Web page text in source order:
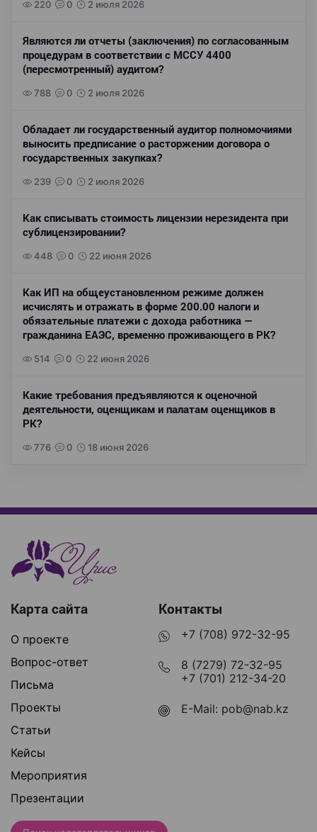
220 0 2 июля 2026
Являются ли отчеты (заключения) по согласованным
процедурам в соответствии с МССУ 4400
(пересмотренный) аудитом?
788 0 2 июля 2026
Обладает ли государственный аудитор полномочиями
выносить предписание о расторжении договора о
государственных закупках?
239 0 2 июля 2026
Как списывать стоимость лицензии нерезидента при
сублицензировании?
448 0 22 июня 2026
Как ИП на общеустановленном режиме должен
исчислять и отражать в форме 200.00 налоги и
обязательные платежи с дохода работника —
гражданина ЕАЭС, временно проживающего в РК?
514 0 22 июня 2026
Какие требования предъявляются к оценочной
деятельности, оценщикам и палатам оценщиков в
РК?
776 0 18 июня 2026
Карта сайта
О проекте
Вопрос-ответ
Письма
Проекты
Статьи
Кейсы
Мероприятия
Презентации
Контакты
+7 (708) 972-32-95
8 (7279) 72-32-95
+7 (701) 212-34-20
E-Mail: pob@nab.kz